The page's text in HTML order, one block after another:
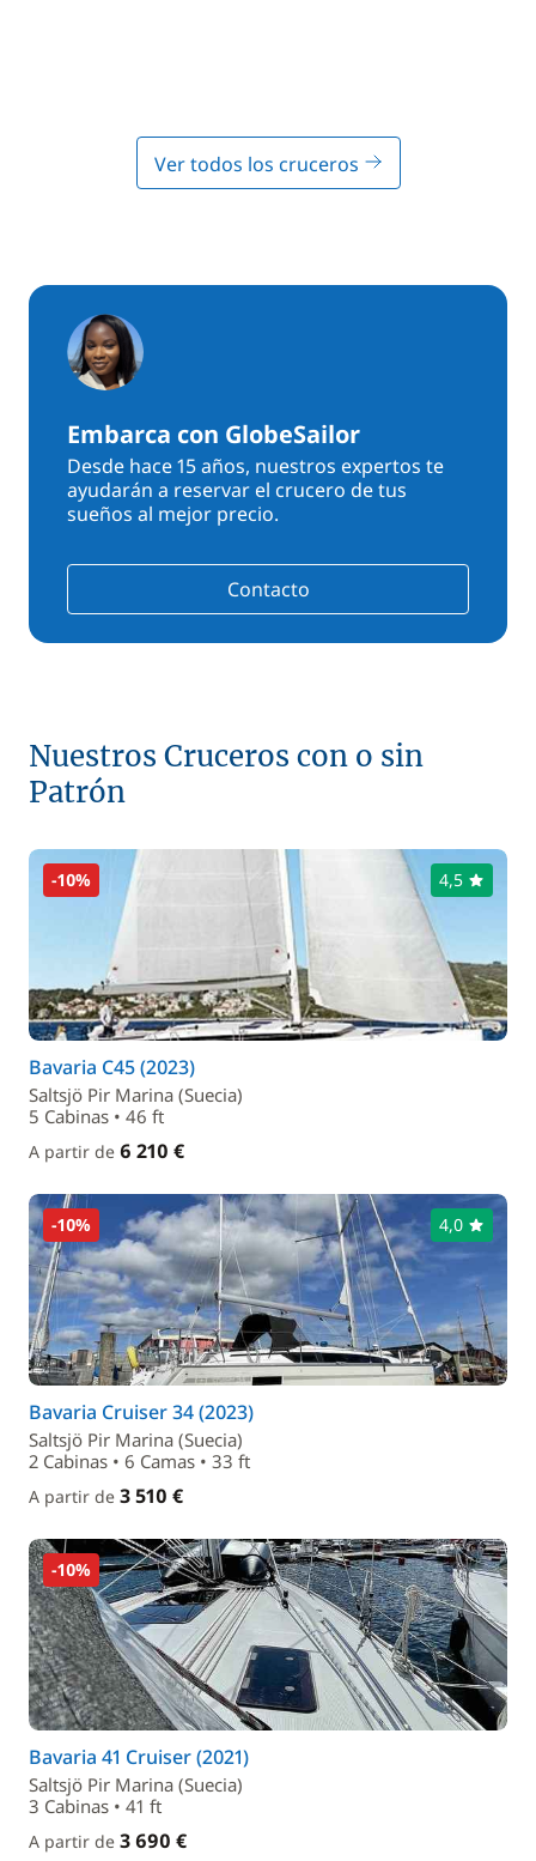
Ver todos los cruceros
Embarca con GlobeSailor
Desde hace 15 años, nuestros expertos te
ayudarán a reservar el crucero de tus
sueños al mejor precio.
Contacto
Nuestros Cruceros con o sin
Patrón
-10% 4,5
Bavaria C45 (2023)
Saltsjö Pir Marina (Suecia)
5 Cabinas • 46 ft
A partir de 6 210 €
-10% 4,0
Bavaria Cruiser 34 (2023)
Saltsjö Pir Marina (Suecia)
2 Cabinas • 6 Camas • 33 ft
A partir de 3 510 €
-10%
Bavaria 41 Cruiser (2021)
Saltsjö Pir Marina (Suecia)
3 Cabinas • 41 ft
A partir de 3 690 €